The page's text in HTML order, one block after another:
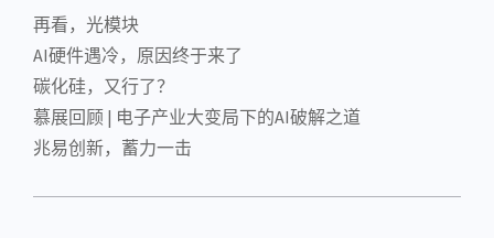
再看，光模块
AI硬件遇冷，原因终于来了
碳化硅，又行了？
慕展回顾 | 电子产业大变局下的AI破解之道
兆易创新，蓄力一击